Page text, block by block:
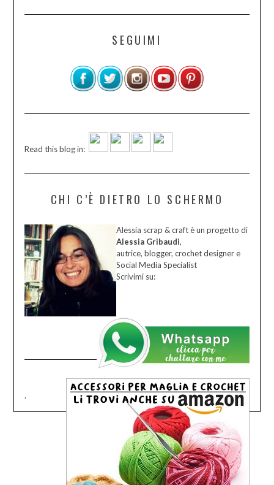
SEGUIMI
Read this blog in:
CHI C’È DIETRO LO SCHERMO
Alessia scrap & craft è un progetto di
Alessia Gribaudi,
autrice, blogger, crochet designer e
Social Media Specialist
Scrivimi su:
.